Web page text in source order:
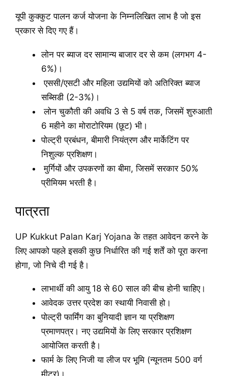
यूपी कुक्कुट पालन कर्ज योजना के निम्नलिखित लाभ है जो इस
प्रकार से दिए गए हैं।
लोन पर ब्याज दर सामान्य बाजार दर से कम (लगभग 4-
6%)।
एससी/एसटी और महिला उद्यमियों को अतिरिक्त ब्याज
सब्सिडी (2-3%)।
लोन चुकौती की अवधि 3 से 5 वर्ष तक, जिसमें शुरुआती
6 महीने का मोराटोरियम (छूट) भी।
पोल्ट्री प्रबंधन, बीमारी नियंत्रण और मार्केटिंग पर
निशुल्क प्रशिक्षण।
मुर्गियों और उपकरणों का बीमा, जिसमें सरकार 50%
प्रीमियम भरती है।
पात्रता
UP Kukkut Palan Karj Yojana के तहत आवेदन करने के
लिए आपको पहले इसकी कुछ निर्धारित की गई शर्तें को पूरा करना
होगा, जो निचे दी गई है।
लाभार्थी की आयु 18 से 60 साल की बीच होनी चाहिए।
आवेदक उत्तर प्रदेश का स्थायी निवासी हो।
पोल्ट्री फार्मिंग का बुनियादी ज्ञान या प्रशिक्षण
प्रमाणपत्र। नए उद्यमियों के लिए सरकार प्रशिक्षण
आयोजित करती है।
फार्म के लिए निजी या लीज पर भूमि (न्यूनतम 500 वर्ग